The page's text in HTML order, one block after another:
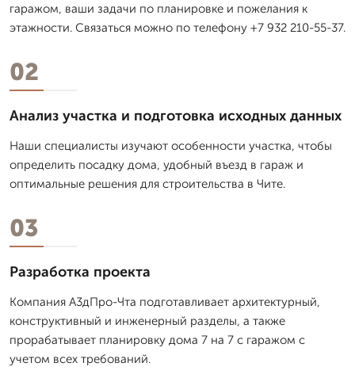
гаражом, ваши задачи по планировке и пожелания к
этажности. Связаться можно по телефону +7 932 210-55-37.
02
Анализ участка и подготовка исходных данных
Наши специалисты изучают особенности участка, чтобы
определить посадку дома, удобный въезд в гараж и
оптимальные решения для строительства в Чите.
03
Разработка проекта
Компания А3дПро-Чта подготавливает архитектурный,
конструктивный и инженерный разделы, а также
прорабатывает планировку дома 7 на 7 с гаражом с
учетом всех требований.